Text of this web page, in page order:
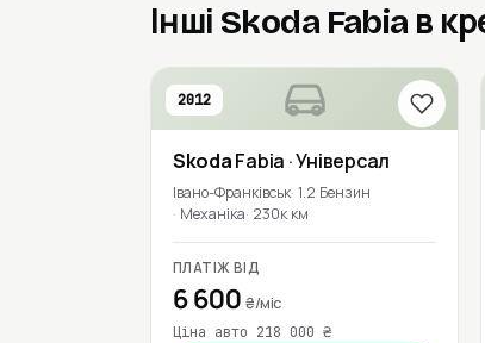
Інші Skoda Fabia в
2012
SkodaFabia · Універсал
Івано-Франківськ 1.2 Бензин
Механіка 230к км
ПЛАТІЖ ВІД
6 600₴/міс
Ціна авто 218 000 ₴